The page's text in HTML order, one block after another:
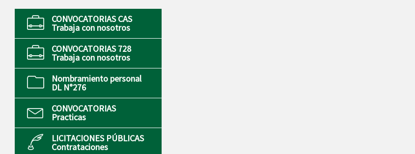
CONVOCATORIAS CAS
Trabaja con nosotros
CONVOCATORIAS 728
Trabaja con nosotros
Nombramiento personal
DL N°276
CONVOCATORIAS
Practicas
LICITACIONES PÚBLICAS
Contrataciones